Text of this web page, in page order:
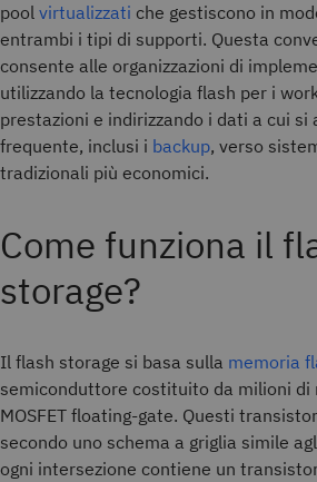
pool virtualizzati che gestiscono in
entrambi i tipi di supporti. Questa
consente alle organizzazioni di
utilizzando la tecnologia flash per i
prestazioni e indirizzando i dati a cui si
frequente, inclusi i backup, verso
tradizionali più economici.
Come funziona il
storage?
Il flash storage si basa sulla memoria
semiconduttore costituito da milioni
MOSFET floating-gate. Questi
secondo uno schema a griglia simile
ogni intersezione contiene un